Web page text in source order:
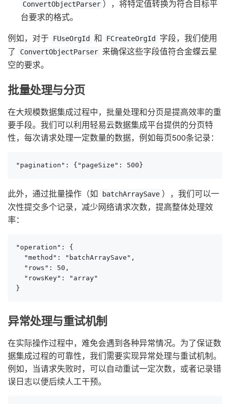
ConvertObjectParser ），将特定值转换为符合目标平
台要求的格式。
例如，对于 FUseOrgId 和 FCreateOrgId
字段，我们使用
了
ConvertObjectParser 来确保这些字段值符合金蝶云星
空的要求。
批量处理与分页
在大规模数据集成过程中，批量处理和分页是提高效率的重
要手段。我们可以利用轻易云数据集成平台提供的分页特
性，每次请求处理一定数量的数据，例如每页500条记录：
"pagination": {"pageSize": 500}
此外，通过批量操作（如 batchArraySave ），我们可以一
次性提交多个记录，减少网络请求次数，提高整体处理效
率：
"operation": {
  "method": "batchArraySave",
  "rows": 50,
  "rowsKey": "array"
}
异常处理与重试机制
在实际操作过程中，难免会遇到各种异常情况。为了保证数
据集成过程的可靠性，我们需要实现异常处理与重试机制。
例如，当请求失败时，可以自动重试一定次数，或者记录错
误日志以便后续人工干预。